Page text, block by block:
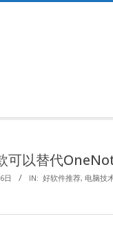
可以替代
日 IN: 好软件推荐, 电脑技